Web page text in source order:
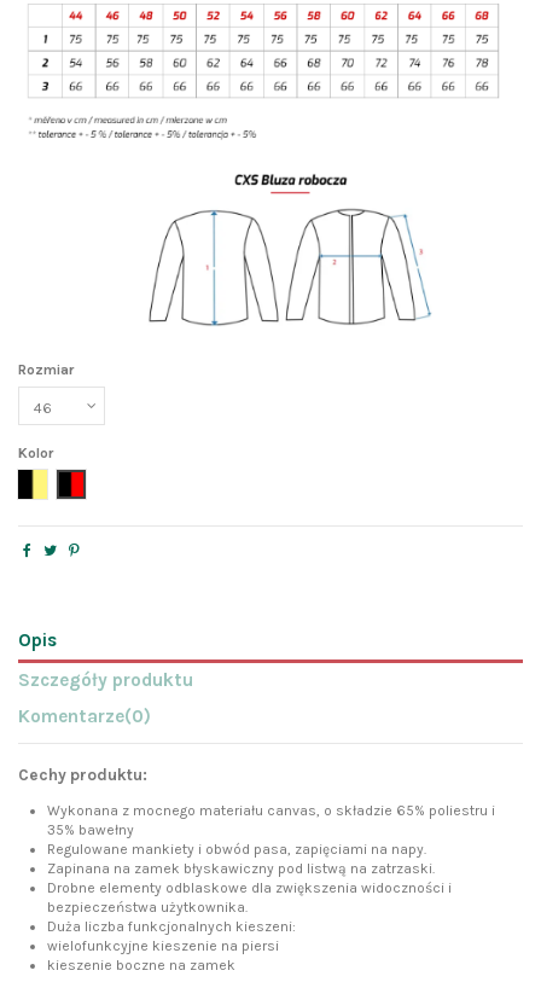
Rozmiar
Kolor
Opis
Szczegóły produktu
Komentarze(0)
Cechy produktu:
Wykonana z mocnego materiału canvas, o składzie 65% poliestru i
35% bawełny
Regulowane mankiety i obwód pasa, zapięciami na napy.
Zapinana na zamek błyskawiczny pod listwą na zatrzaski.
Drobne elementy odblaskowe dla zwiększenia widoczności i
bezpieczeństwa użytkownika.
Duża liczba funkcjonalnych kieszeni:
wielofunkcyjne kieszenie na piersi
kieszenie boczne na zamek